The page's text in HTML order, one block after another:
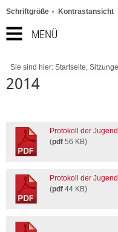
MENÜ
Schriftgröße Kontrastansicht
Sie sind hier: Startseite,
2014
Protokoll der
(pdf 56 KB)
Protokoll der
(pdf 44 KB)